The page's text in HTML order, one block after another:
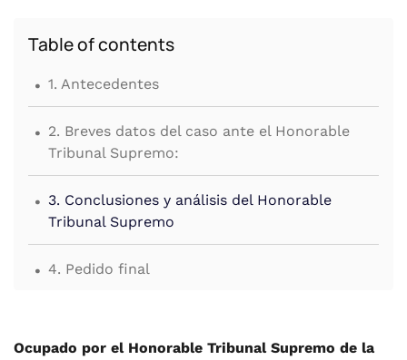
Table of contents
. 1. Antecedentes
. 2. Breves datos del caso ante el Honorable
Tribunal Supremo:
. 3. Conclusiones y análisis del Honorable
Tribunal Supremo
. 4. Pedido final
Ocupado por el Honorable Tribunal Supremo de la